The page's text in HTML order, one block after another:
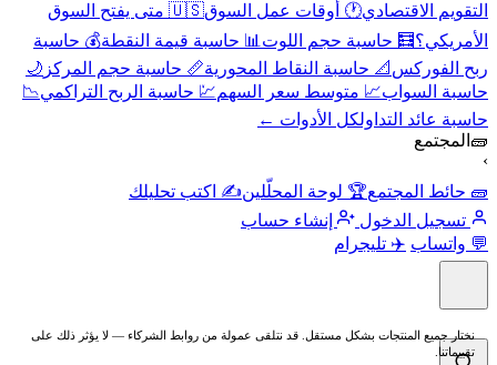
التقويم الاقتصادي🕐 أوقات عمل السوق
🇺🇸 متى يفتح السوق
الأمريكي؟🧮 حاسبة حجم اللوت 📊 حاسبة قيمة النقطة💰 حاسبة
ربح الفوركس 📐 حاسبة النقاط المحورية📏 حاسبة حجم المركز 🌙
حاسبة السواب📈 متوسط سعر السهم💹 حاسبة الربح التراكمي📉
حاسبة عائد التداولكل الأدوات ←
🧱 المجتمع
›
🧱 حائط المجتمع🏆 لوحة المحلّلين✍️ اكتب تحليلك
تسجيل الدخول
إنشاء حساب
💬 واتساب ✈️ تليجرام
نختار جميع المنتجات بشكل مستقل. قد نتلقى عمولة من روابط الشركاء — لا يؤثر ذلك على
تقييماتنا.